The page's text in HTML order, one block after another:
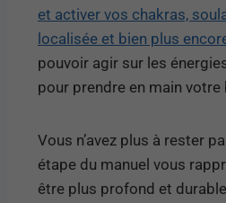
et activer vos chakras,
localisée et bien plus
pouvoir agir sur les
pour prendre en main votre
Vous n’avez plus à rester
étape du manuel vous
être plus profond et